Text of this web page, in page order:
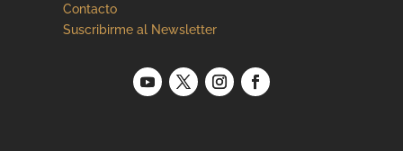
Contacto
Suscribirme al Newsletter